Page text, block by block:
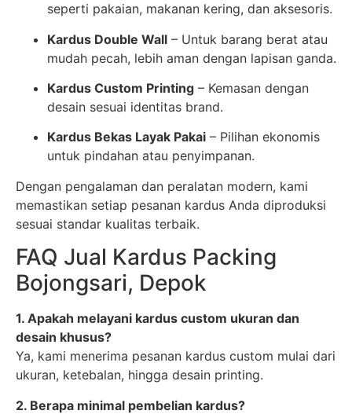
seperti pakaian, makanan kering, dan aksesoris.
Kardus Double Wall – Untuk barang berat atau
mudah pecah, lebih aman dengan lapisan ganda.
Kardus Custom Printing – Kemasan dengan
desain sesuai identitas brand.
Kardus Bekas Layak Pakai – Pilihan ekonomis
untuk pindahan atau penyimpanan.
Dengan pengalaman dan peralatan modern, kami
memastikan setiap pesanan kardus Anda diproduksi
sesuai standar kualitas terbaik.
FAQ Jual Kardus Packing
Bojongsari, Depok
1. Apakah melayani kardus custom ukuran dan
desain khusus?
Ya, kami menerima pesanan kardus custom mulai dari
ukuran, ketebalan, hingga desain printing.
2. Berapa minimal pembelian kardus?